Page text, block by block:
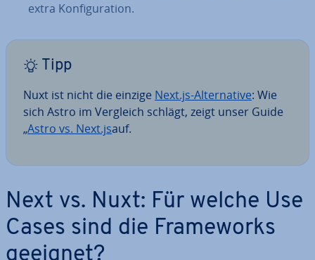
extra Kon­fi­gu­ra­ti­on.
Tipp
Nuxt ist nicht die einzige Next.js-Al­ter­na­ti­ve: Wie
sich Astro im Vergleich schlägt, zeigt unser Guide
„Astro vs. Next.jsauf.
Next vs. Nuxt: Für welche Use
Cases sind die Frame­works
geeignet?